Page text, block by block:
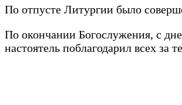
По отпусте Литургии было
По окончании Богослужения, с
настоятель поблагодарил всех за